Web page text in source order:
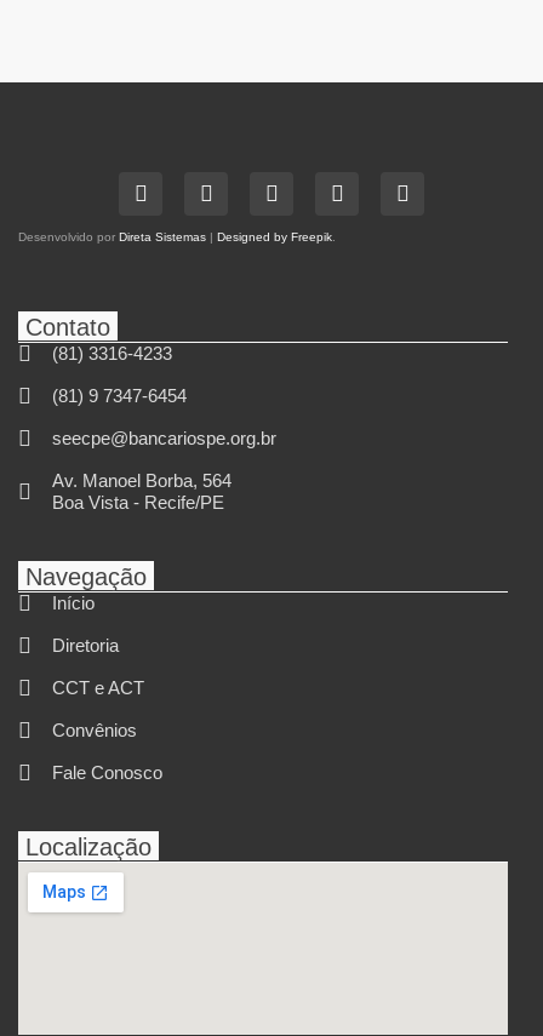
Desenvolvido por Direta Sistemas | Designed by Freepik
Contato
(81) 3316-4233
(81) 9 7347-6454
seecpe@bancariospe.org.br
Av. Manoel Borba, 564
Boa Vista - Recife/PE
Navegação
Início
Diretoria
CCT e ACT
Convênios
Fale Conosco
Localização